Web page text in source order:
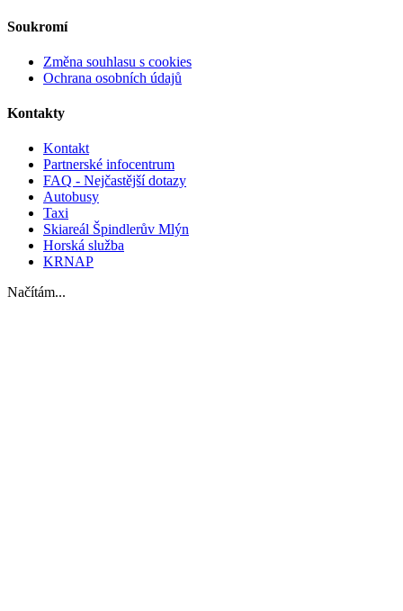
Soukromí
Změna souhlasu s cookies
Ochrana osobních údajů
Kontakty
Kontakt
Partnerské infocentrum
FAQ - Nejčastější dotazy
Autobusy
Taxi
Skiareál Špindlerův Mlýn
Horská služba
KRNAP
Načítám...